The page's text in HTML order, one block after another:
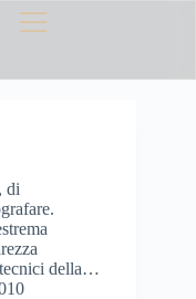
di
tecnici della…